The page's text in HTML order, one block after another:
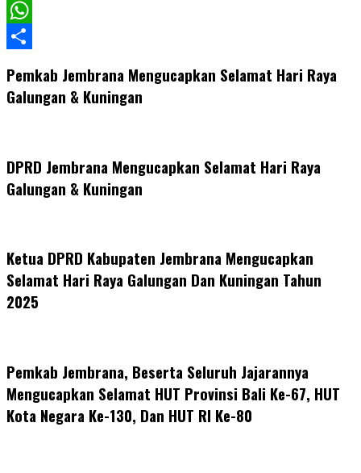
Facebook
WhatsApp
Pemkab Jembrana Mengucapkan Selamat Hari Raya
Galungan & Kuningan
DPRD Jembrana Mengucapkan Selamat Hari Raya
Galungan & Kuningan
Ketua DPRD Kabupaten Jembrana Mengucapkan
Selamat Hari Raya Galungan Dan Kuningan Tahun
2025
Pemkab Jembrana, Beserta Seluruh Jajarannya
Mengucapkan Selamat HUT Provinsi Bali Ke-67, HUT
Kota Negara Ke-130, Dan HUT RI Ke-80